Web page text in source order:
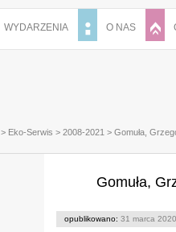
WYDARZENIA O NAS
> Eko-Serwis > 2008-2021 > Gomuła,
Gomuła,
opublikowano: 31 marca 2020